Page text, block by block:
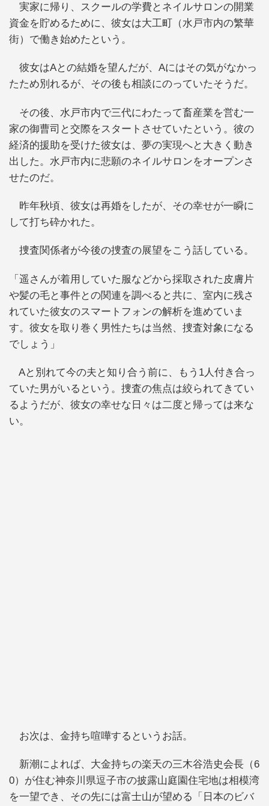
実家に帰り、スクールの学費とネイルサロンの開業
資金を貯めるために、彼女は大工町（水戸市内の繁華
街）で働き始めたという。
彼女はAとの結婚を望んだが、Aにはその気がなかっ
たため別れるが、その後も相談にのっていたそうだ。
その後、水戸市内で三代にわたって畜産業を営む一
家の御曹司と交際をスタートさせていたという。彼の
経済的援助を受けた彼女は、夢の実現へと大きく動き
出した。水戸市内に悲願のネイルサロンをオープンさ
せたのだ。
昨年秋頃、彼女は再婚をしたが、その幸せが一瞬に
して打ち砕かれた。
捜査関係者が今後の捜査の展望をこう話している。
「遥さんが着用していた服などから採取された皮膚片
や髪の毛と事件との関連を調べると共に、室内に残さ
れていた彼女のスマートフォンの解析を進めていま
す。彼女を取り巻く男性たちは当然、捜査対象になる
でしょう」
Aと別れて今の夫と知り合う前に、もう1人付き合っ
ていた男がいるという。捜査の焦点は絞られてきてい
るようだが、彼女の幸せな日々は二度と帰っては来な
い。
お次は、金持ち喧嘩するというお話。
新潮によれば、大金持ちの楽天の三木谷浩史会長（6
0）が住む神奈川県逗子市の披露山庭園住宅地は相模湾
を一望でき、その先には富士山が望める「日本のビバ